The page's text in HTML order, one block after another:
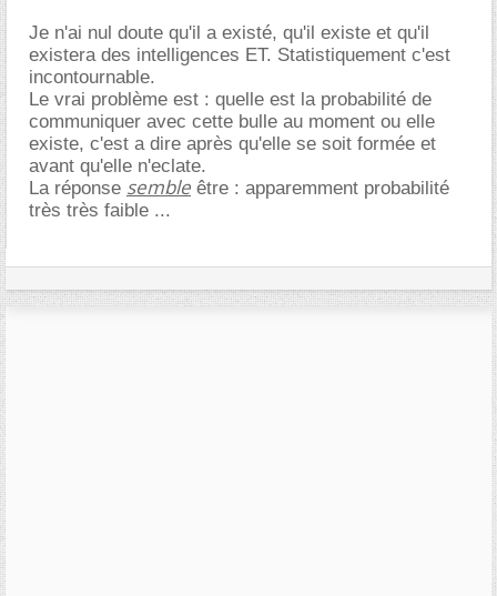
Je n'ai nul doute qu'il a existé, qu'il existe et qu'il
existera des intelligences ET. Statistiquement c'est
incontournable.
Le vrai problème est : quelle est la probabilité de
communiquer avec cette bulle au moment ou elle
existe, c'est a dire après qu'elle se soit formée et
avant qu'elle n'eclate.
La réponse semble être : apparemment probabilité
très très faible ...